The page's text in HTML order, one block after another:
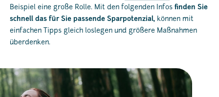
Beispiel eine große Rolle. Mit den folgenden Infos finden Sie
schnell das für Sie passende Sparpotenzial, können mit
einfachen Tipps gleich loslegen und größere Maßnahmen
überdenken.